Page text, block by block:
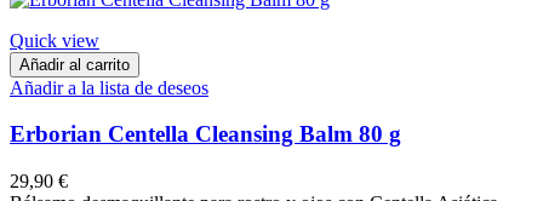
Quick view
Añadir al carrito
Añadir a la lista de deseos
Erborian Centella Cleansing Balm 80 g
29,90 €